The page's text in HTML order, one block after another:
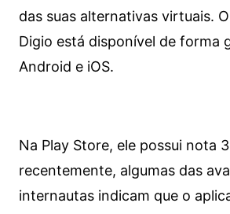
das suas alternativas virtuais.
Digio está disponível de forma
Android e iOS.
Na Play Store, ele possui nota
recentemente, algumas das
internautas indicam que o